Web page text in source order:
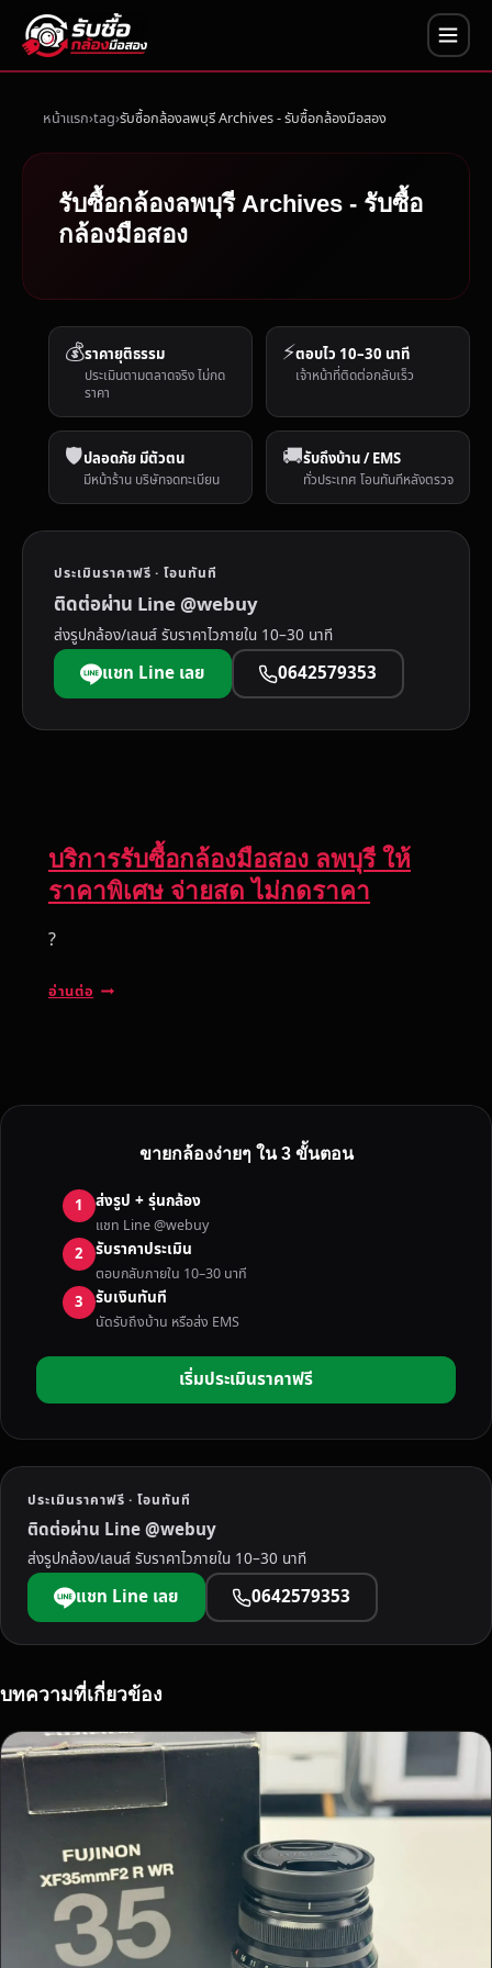
หน้าแรก tag รับซื้อกล้องลพบุรี Archives - รับซื้อกล้องมือสอง
รับซื้อกล้องลพบุรี Archives - รับซื้อ
กล้องมือสอง
💰ราคายุติธรรม
ประเมินตามตลาดจริง ไม่กด
ราคา
⚡ตอบไว 10–30 นาที
เจ้าหน้าที่ติดต่อกลับเร็ว
🛡️ปลอดภัย มีตัวตน
มีหน้าร้าน บริษัทจดทะเบียน
🚚รับถึงบ้าน / EMS
ทั่วประเทศ โอนทันทีหลังตรวจ
ประเมินราคาฟรี · โอนทันที
ติดต่อผ่าน Line @webuy
ส่งรูปกล้อง/เลนส์ รับราคาไวภายใน 10–30 นาที
แชท Line เลย 0642579353
บริการรับซื้อกล้องมือสอง ลพบุรี ให้
ราคาพิเศษ จ่ายสด ไม่กดราคา
?
อ่านต่อ บ
รั
อ
ก
ล้
อ
ง
มื
ล
พ
ใ
ห้
ร
า
ค
พิ
ศ
ย
ส
ด
ม่
ขายกล้องง่ายๆ ใน 3 ขั้นตอน
1 ส่งรูป + รุ่นกล้อง
แชท Line @webuy
2 รับราคาประเมิน
ตอบกลับภายใน 10–30 นาที
3 รับเงินทันที
นัดรับถึงบ้าน หรือส่ง EMS
เริ่มประเมินราคาฟรี
ประเมินราคาฟรี · โอนทันที
ติดต่อผ่าน Line @webuy
ส่งรูปกล้อง/เลนส์ รับราคาไวภายใน 10–30 นาที
แชท Line เลย 0642579353
บทความที่เกี่ยวข้อง